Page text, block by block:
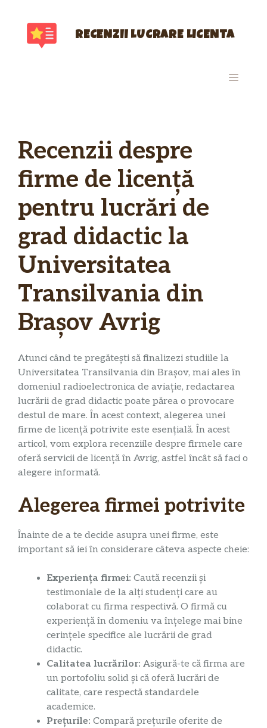
conținut
RECENZII LUCRARE LICENTA
MENIU
Recenzii despre
firme de licență
pentru lucrări de
grad didactic la
Universitatea
Transilvania din
Brașov Avrig
Atunci când te pregătești să finalizezi studiile la
Universitatea Transilvania din Brașov, mai ales în
domeniul radioelectronica de aviație, redactarea
lucrării de grad didactic poate părea o provocare
destul de mare. În acest context, alegerea unei
firme de licență potrivite este esențială. În acest
articol, vom explora recenziile despre firmele care
oferă servicii de licență în Avrig, astfel încât să faci o
alegere informată.
Alegerea firmei potrivite
Înainte de a te decide asupra unei firme, este
important să iei în considerare câteva aspecte cheie:
Experiența firmei: Caută recenzii și
testimoniale de la alți studenți care au
colaborat cu firma respectivă. O firmă cu
experiență în domeniu va înțelege mai bine
cerințele specifice ale lucrării de grad
didactic.
Calitatea lucrărilor: Asigură-te că firma are
un portofoliu solid și că oferă lucrări de
calitate, care respectă standardele
academice.
Prețurile: Compară prețurile oferite de